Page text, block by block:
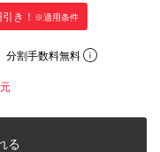
き！ ※適用条件
分割手数料無料
る